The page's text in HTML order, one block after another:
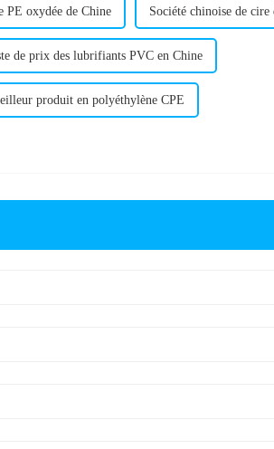
PE oxydée de Chine Société chinoise de
de prix des lubrifiants PVC en Chine
produit en polyéthylène CPE